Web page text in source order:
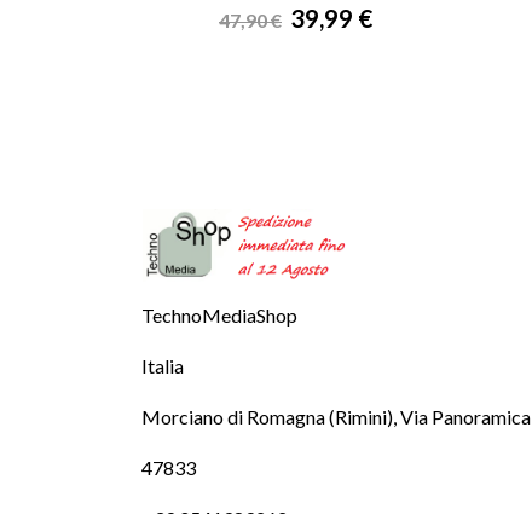
Prezzo
47,90 € Prezzo
39,99 €
TechnoMediaShop
Italia
Morciano di Romagna (Rimini), Via Panoramica
47833